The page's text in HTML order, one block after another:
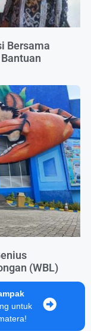
Bersama
(WBL)
untuk